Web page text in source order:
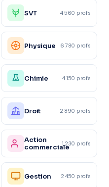
SVT 4 560 profs
Physique 6 780 profs
Chimie 4 150 profs
Droit 2 890 profs
Action
commerciale1 230 profs
Gestion 2 450 profs